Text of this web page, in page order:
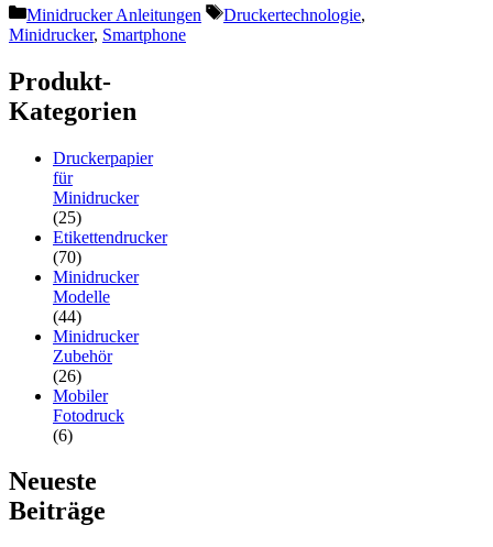
Kategorien
Minidrucker Anleitungen Schlagwörter
Druckertechnologie,
Minidrucker, Smartphone
Produkt-
Kategorien
Druckerpapier
für
Minidrucker
(25)
Etikettendrucker
(70)
Minidrucker
Modelle
(44)
Minidrucker
Zubehör
(26)
Mobiler
Fotodruck
(6)
Neueste
Beiträge